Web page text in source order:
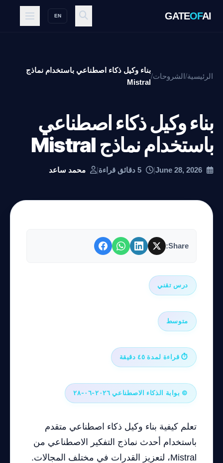
GATEOFAI
EN
الرئيسية/الشروحات/
بناء وكيل ذكاء اصطناعي باستخدام نماذج
Mistral
بناء وكيل ذكاء اصطناعي
باستخدام نماذج Mistral
|
| محمد ساعد
Share:
درس تقني
متوسط
⏱ قراءة لمدة ٤٥ دقيقة
© بوابة الذكاء الاصطناعي ٢٠٢٦-٠٦-٢٨
تعلم كيفية بناء وكيل ذكاء اصطناعي متقدم
باستخدام أحدث نماذج التفكير الاصطناعي من
Mistral، لتعزيز القدرات في مختلف المجالات.